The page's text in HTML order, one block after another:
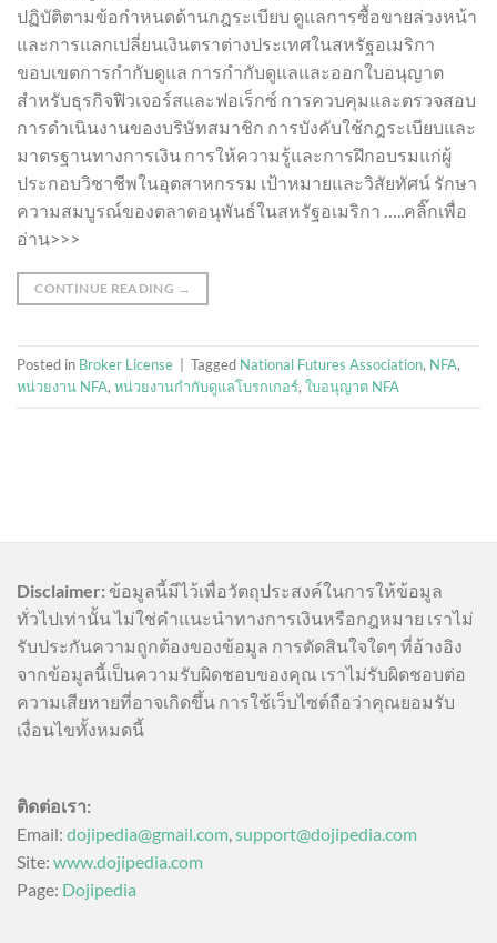
ปฏิบัติตามข้อกำหนดด้านกฎระเบียบ ดูแลการซื้อขายล่วงหน้า
และการแลกเปลี่ยนเงินตราต่างประเทศในสหรัฐอเมริกา
ขอบเขตการกำกับดูแล การกำกับดูแลและออกใบอนุญาต
สำหรับธุรกิจฟิวเจอร์สและฟอเร็กซ์ การควบคุมและตรวจสอบ
การดำเนินงานของบริษัทสมาชิก การบังคับใช้กฎระเบียบและ
มาตรฐานทางการเงิน การให้ความรู้และการฝึกอบรมแก่ผู้
ประกอบวิชาชีพในอุตสาหกรรม เป้าหมายและวิสัยทัศน์ รักษา
ความสมบูรณ์ของตลาดอนุพันธ์ในสหรัฐอเมริกา …..คลิ๊กเพื่อ
อ่าน>>>
CONTINUE READING →
Posted in Broker License Tagged National Futures Association, NFA,
หน่วยงาน NFA, หน่วยงานกำกับดูแลโบรกเกอร์, ใบอนุญาต NFA
Disclaimer: ข้อมูลนี้มีไว้เพื่อวัตถุประสงค์ในการให้ข้อมูล
ทั่วไปเท่านั้น ไม่ใช่คำแนะนำทางการเงินหรือกฎหมาย เราไม่
รับประกันความถูกต้องของข้อมูล การตัดสินใจใดๆ ที่อ้างอิง
จากข้อมูลนี้เป็นความรับผิดชอบของคุณ เราไม่รับผิดชอบต่อ
ความเสียหายที่อาจเกิดขึ้น การใช้เว็บไซต์ถือว่าคุณยอมรับ
เงื่อนไขทั้งหมดนี้
ติดต่อเรา:
Email: dojipedia@gmail.com,support@dojipedia.com
Site: www.dojipedia.com
Page: Dojipedia